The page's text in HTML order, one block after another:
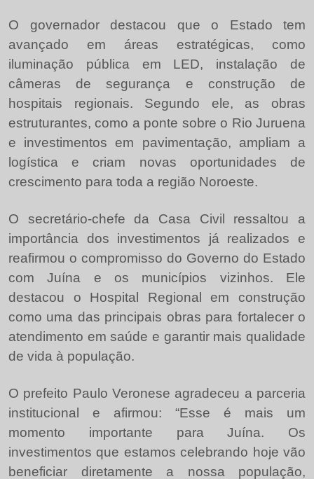
O governador destacou que o Estado tem
avançado em áreas estratégicas, como
iluminação pública em LED, instalação de
câmeras de segurança e construção de
hospitais regionais. Segundo ele, as obras
estruturantes, como a ponte sobre o Rio Juruena
e investimentos em pavimentação, ampliam a
logística e criam novas oportunidades de
crescimento para toda a região Noroeste.
O secretário-chefe da Casa Civil ressaltou a
importância dos investimentos já realizados e
reafirmou o compromisso do Governo do Estado
com Juína e os municípios vizinhos. Ele
destacou o Hospital Regional em construção
como uma das principais obras para fortalecer o
atendimento em saúde e garantir mais qualidade
de vida à população.
O prefeito Paulo Veronese agradeceu a parceria
institucional e afirmou: “Esse é mais um
momento importante para Juína. Os
investimentos que estamos celebrando hoje vão
beneficiar diretamente a nossa população,